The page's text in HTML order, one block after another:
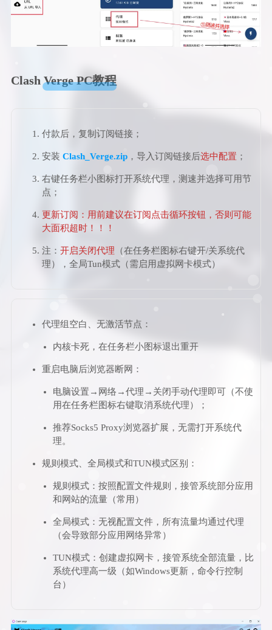
Clash Verge PC教程
付款后，复制订阅链接；
安装 Clash_Verge.zip，导入订阅链接后选中配置 ；
右键任务栏小图标打开系统代理，测速并选择可用节
点；
更新订阅：用前建议在订阅点击循环按钮，否则可能
大面积超时！！！
注： 开启关闭代理 （在任务栏图标右键开/关系统代
理），全局Tun模式（需启用虚拟网卡模式）
代理组空白、无激活节点：
内核卡死，在任务栏小图标退出重开
重启电脑后浏览器断网：
电脑设置→网络→代理→关闭手动代理即可（不使
用在任务栏图标右键取消系统代理）；
推荐Socks5 Proxy浏览器扩展，无需打开系统代
理。
规则模式、全局模式和TUN模式区别：
规则模式：按照配置文件规则，接管系统部分应用
和网站的流量（常用）
全局模式：无视配置文件，所有流量均通过代理
（会导致部分应用网络异常）
TUN模式：创建虚拟网卡，接管系统全部流量，比
系统代理高一级（如Windows更新，命令行控制
台）